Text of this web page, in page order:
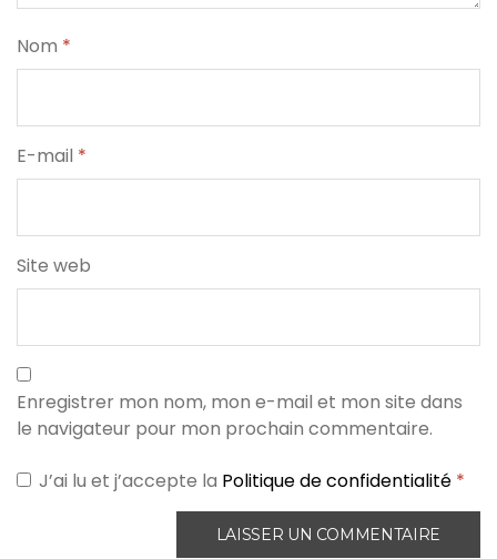
Nom *
E-mail *
Site web
Enregistrer mon nom, mon e-mail et mon site dans
le navigateur pour mon prochain commentaire.
J’ai lu et j’accepte la Politique de confidentialité *